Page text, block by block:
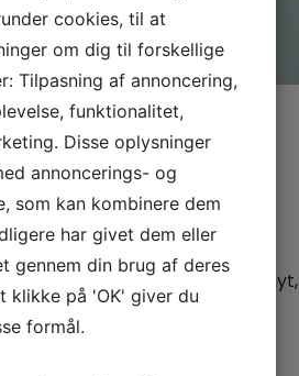
skal godt videre eller søger nyt,
cookies, til at
om dig til forskellige
Tilpasning af annoncering,
funktionalitet,
Disse oplysninger
annoncerings- og
som kan kombinere dem
har givet dem eller
gennem din brug af deres
klikke på 'OK' giver du
formål.